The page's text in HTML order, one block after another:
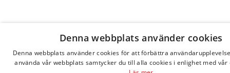
Denna webbplats använder cookies
Denna webbplats använder cookies för att förbättra
använda vår webbplats samtycker du till alla cookies i enlighet med vår